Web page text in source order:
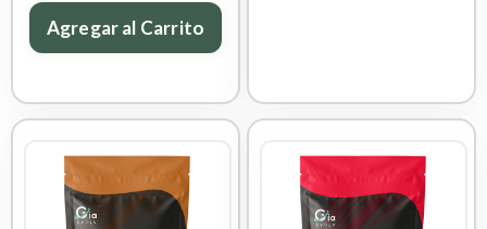
Agregar al Carrito